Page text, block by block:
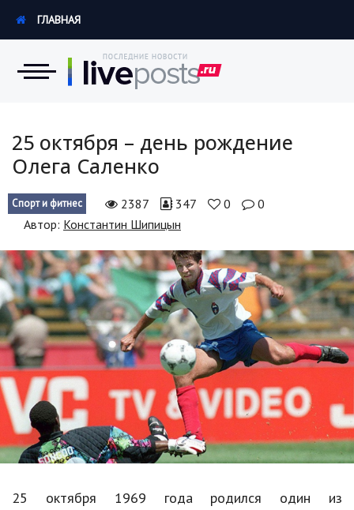
Новости
Экономика
Происшествия
Россия
Наука и техника
Политика
Образование
В мире
Культура
Авто, мото
Спорт
ГЛАВНАЯ
25 октября – день рождение
Олега Саленко
Спорт и фитнес 2387 347 0
0
Автор: Константин Шипицын
25 октября 1969 года родился один из